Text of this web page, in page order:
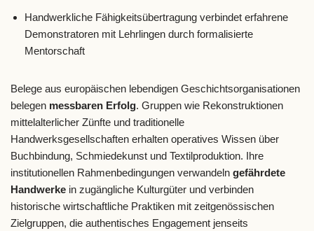
Handwerkliche Fähigkeitsübertragung verbindet erfahrene
Demonstratoren mit Lehrlingen durch formalisierte
Mentorschaft
Belege aus europäischen lebendigen Geschichtsorganisationen
belegen messbaren Erfolg. Gruppen wie Rekonstruktionen
mittelalterlicher Zünfte und traditionelle
Handwerksgesellschaften erhalten operatives Wissen über
Buchbindung, Schmiedekunst und Textilproduktion. Ihre
institutionellen Rahmenbedingungen verwandeln gefährdete
Handwerke in zugängliche Kulturgüter und verbinden
historische wirtschaftliche Praktiken mit zeitgenössischen
Zielgruppen, die authentisches Engagement jenseits